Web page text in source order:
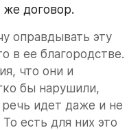
договор.
оправдывать эту
в ее благородстве.
что они и
бы нарушили,
идет даже и не
есть для них это